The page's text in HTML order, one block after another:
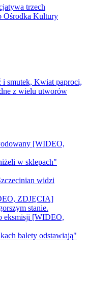
trzech
Ośrodka Kultury
i smutek, Kwiat paproci,
z wielu utworów
[WIDEO,
w sklepach"
widzi
ZDJĘCIA]
stanie.
eksmisji [WIDEO,
balety odstawiają"